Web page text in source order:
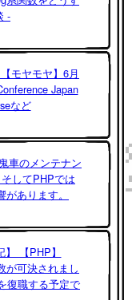
-
モヤモヤ】6月
Japan
など
車のメンテナン
してPHPでは
あります。
】 【PHP】
が可決されまし
復職する予定で